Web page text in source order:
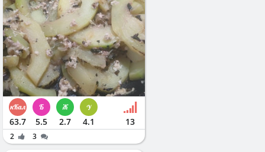
63.7 5.5 2.7 4.1 13
2 3